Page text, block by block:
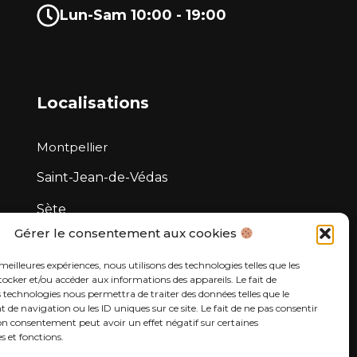
Gérer le consentement aux cookies
expériences, nous utilisons des technologies telles que les
et/ou accéder aux informations des appareils. Le fait de
technologies nous permettra de traiter des données telles que le
navigation ou les ID uniques sur ce site. Le fait de ne pas consentir
consentement peut avoir un effet négatif sur certaines
et fonctions.
Lun-Sam 10:00 - 19:00
Localisations
Montpellier
Saint-Jean-de-Védas
Sète
Narbonne
Béziers